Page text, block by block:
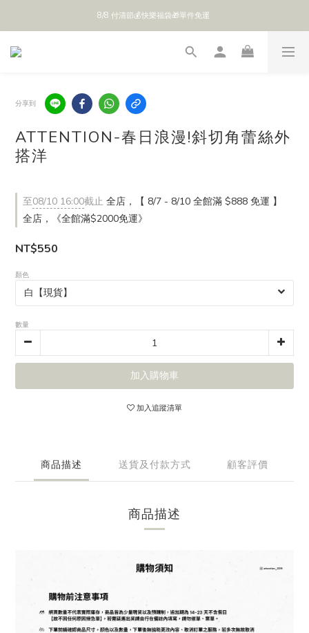
全館 $888 免運
8/8 付清節💰快樂福袋🎁單件免運
分享到
ATTENTION-春日浪漫!斜切角蕾絲外
搭洋
至08/10 16:00截止 全店，【 8/7 - 8/10 全館滿 $888 免運 】
全店，《全館滿$2000免運》
NT$550
顏色
數量
加入購物車
加入追蹤清單
商品描述 送貨及付款方式 顧客評價
商品描述